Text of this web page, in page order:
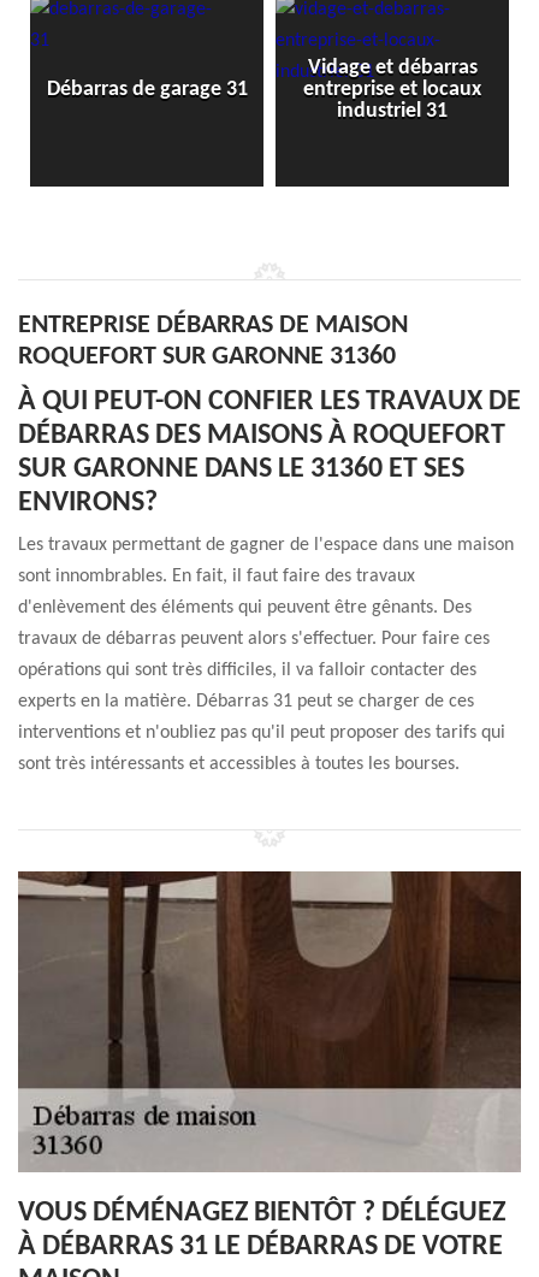
de garage 31
Vidage et débarras
entreprise et locaux
Débarras de
cave
ENTREPRISE DÉBARRAS DE MAISON
ROQUEFORT SUR GARONNE 31360
À QUI PEUT-ON CONFIER LES TRAVAUX DE
DÉBARRAS DES MAISONS À ROQUEFORT
SUR GARONNE DANS LE 31360 ET SES
ENVIRONS?
Les travaux permettant de gagner de l'espace dans une maison
sont innombrables. En fait, il faut faire des travaux
d'enlèvement des éléments qui peuvent être gênants. Des
travaux de débarras peuvent alors s'effectuer. Pour faire ces
opérations qui sont très difficiles, il va falloir contacter des
experts en la matière. Débarras 31 peut se charger de ces
interventions et n'oubliez pas qu'il peut proposer des tarifs qui
sont très intéressants et accessibles à toutes les bourses.
VOUS DÉMÉNAGEZ BIENTÔT ? DÉLÉGUEZ
À DÉBARRAS 31 LE DÉBARRAS DE VOTRE